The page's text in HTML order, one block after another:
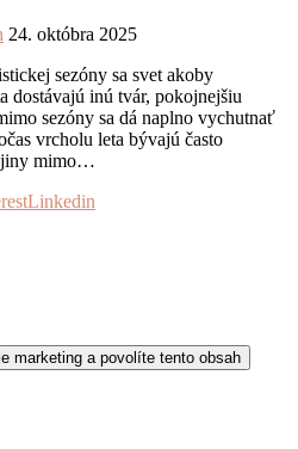
24. októbra 2025
sezóny sa svet akoby
dostávajú inú tvár, pokojnejšiu
sezóny sa dá naplno vychutnať
vrcholu leta bývajú často
mimo…
Linkedin
marketing a povolíte tento obsah